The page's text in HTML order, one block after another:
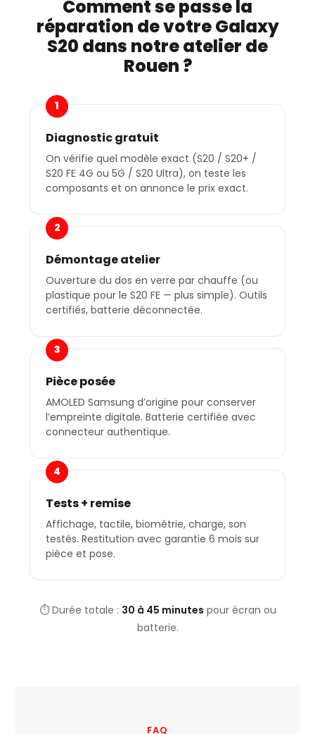
Comment se passe la
réparation de votre Galaxy
S20 dans notre atelier de
Rouen ?
1
Diagnostic gratuit
On vérifie quel modèle exact (S20 / S20+ /
S20 FE 4G ou 5G / S20 Ultra), on teste les
composants et on annonce le prix exact.
2
Démontage atelier
Ouverture du dos en verre par chauffe (ou
plastique pour le S20 FE — plus simple). Outils
certifiés, batterie déconnectée.
3
Pièce posée
AMOLED Samsung d’origine pour conserver
l’empreinte digitale. Batterie certifiée avec
connecteur authentique.
4
Tests + remise
Affichage, tactile, biométrie, charge, son
testés. Restitution avec garantie 6 mois sur
pièce et pose.
⏱️ Durée totale : 30 à 45 minutes pour écran ou
batterie.
FAQ